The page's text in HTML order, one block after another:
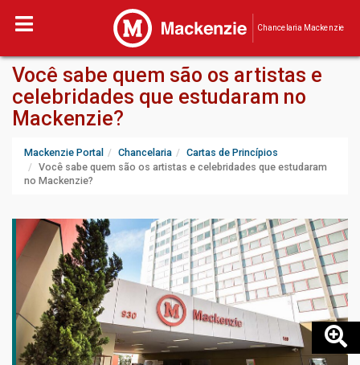
Chancelaria Mackenzie
Você sabe quem são os artistas e
celebridades que estudaram no
Mackenzie?
Mackenzie Portal Chancelaria
Cartas de Princípios
Você sabe quem são os artistas e celebridades que estudaram
no Mackenzie?